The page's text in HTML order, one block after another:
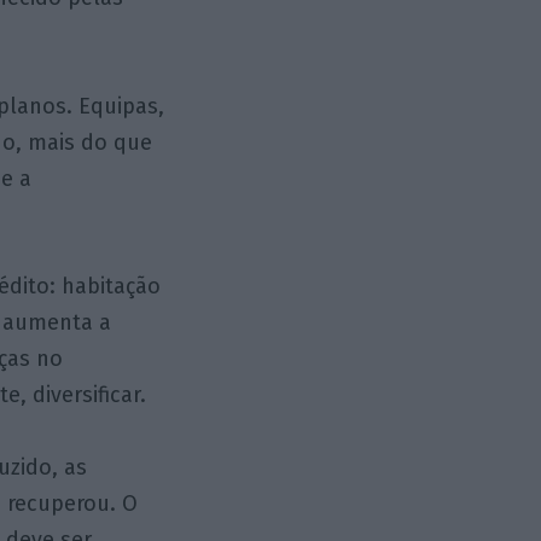
Equipas,
mais do que
a
habitação
a
no
diversificar.
as
O